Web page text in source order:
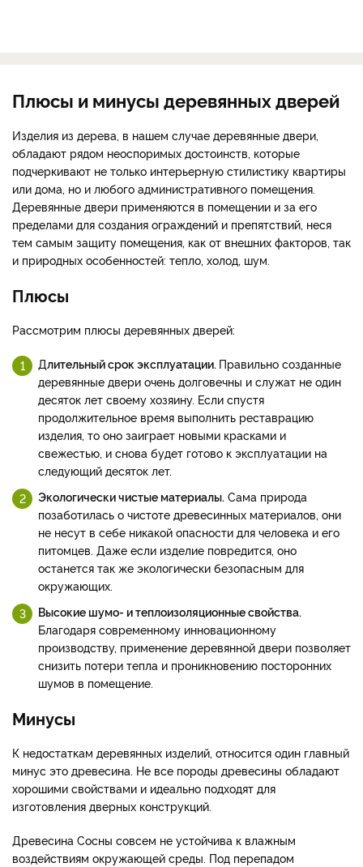
Плюсы и минусы деревянных дверей
Изделия из дерева, в нашем случае деревянные двери,
обладают рядом неоспоримых достоинств, которые
подчеркивают не только интерьерную стилистику квартиры
или дома, но и любого административного помещения.
Деревянные двери применяются в помещении и за его
пределами для создания ограждений и препятствий, неся
тем самым защиту помещения, как от внешних факторов, так
и природных особенностей: тепло, холод, шум.
Плюсы
Рассмотрим плюсы деревянных дверей:
Длительный срок эксплуатации. Правильно созданные
деревянные двери очень долговечны и служат не один
десяток лет своему хозяину. Если спустя
продолжительное время выполнить реставрацию
изделия, то оно заиграет новыми красками и
свежестью, и снова будет готово к эксплуатации на
следующий десяток лет.
Экологически чистые материалы. Сама природа
позаботилась о чистоте древесинных материалов, они
не несут в себе никакой опасности для человека и его
питомцев. Даже если изделие повредится, оно
останется так же экологически безопасным для
окружающих.
Высокие шумо- и теплоизоляционные свойства.
Благодаря современному инновационному
производству, применение деревянной двери позволяет
снизить потери тепла и проникновению посторонних
шумов в помещение.
Минусы
К недостаткам деревянных изделий, относится один главный
минус это древесина. Не все породы древесины обладают
хорошими свойствами и идеально подходят для
изготовления дверных конструкций.
Древесина Сосны совсем не устойчива к влажным
воздействиям окружающей среды. Под перепадом